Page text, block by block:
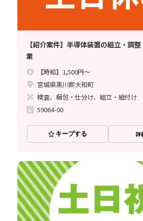
【紹介案件】半導体装置の組立・調
業
【時給】1,500円～
宮城県黒川郡大和町
検査、梱包・仕分け、組立・組付け
59064-00
キープする 詳